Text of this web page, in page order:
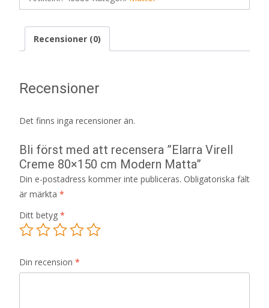
Recensioner (0)
Recensioner
Det finns inga recensioner än.
Bli först med att recensera ”Elarra Virell
Creme 80×150 cm Modern Matta”
Din e-postadress kommer inte publiceras. Obligatoriska fält
är märkta *
Ditt betyg *
Din recension *